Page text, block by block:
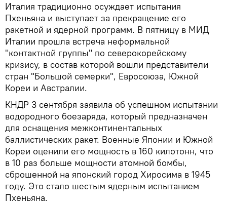
Италия традиционно осуждает испытания
Пхеньяна и выступает за прекращение его
ракетной и ядерной программ. В пятницу в МИД
Италии прошла встреча неформальной
"контактной группы" по северокорейскому
кризису, в состав которой вошли представители
стран "Большой семерки", Евросоюза, Южной
Кореи и Австралии.
КНДР 3 сентября заявила об успешном испытании
водородного боезаряда, который предназначен
для оснащения межконтинентальных
баллистических ракет. Военные Японии и Южной
Кореи оценили его мощность в 160 килотонн, что
в 10 раз больше мощности атомной бомбы,
сброшенной на японский город Хиросима в 1945
году. Это стало шестым ядерным испытанием
Пхеньяна.